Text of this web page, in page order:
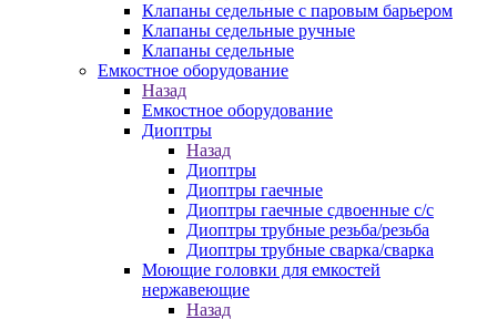
Клапаны седельные с паровым барьером
Клапаны седельные ручные
Клапаны седельные
Емкостное оборудование
Назад
Емкостное оборудование
Диоптры
Назад
Диоптры
Диоптры гаечные
Диоптры гаечные сдвоенные c/c
Диоптры трубные резьба/резьба
Диоптры трубные сварка/сварка
Моющие головки для емкостей
нержавеющие
Назад